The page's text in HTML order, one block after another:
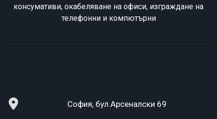
консумативи, окабеляване на офиси, изграждане на
телефонни и компютърни
София, бул.Арсеналски 69